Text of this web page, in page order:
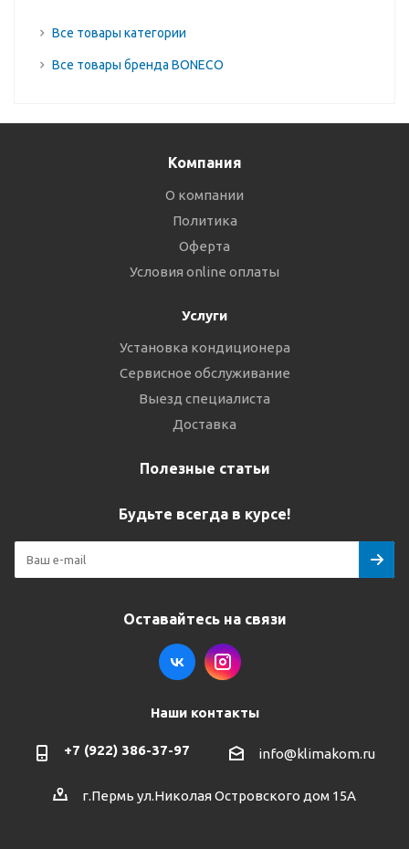
Все товары категории
Все товары бренда BONECO
Компания
О компании
Политика
Оферта
Условия online оплаты
Услуги
Установка кондиционера
Сервисное обслуживание
Выезд специалиста
Доставка
Полезные статьи
Будьте всегда в курсе!
Оставайтесь на связи
Наши контакты
+7 (922) 386-37-97 info@klimakom.ru
г.Пермь ул.Николая Островского дом 15А